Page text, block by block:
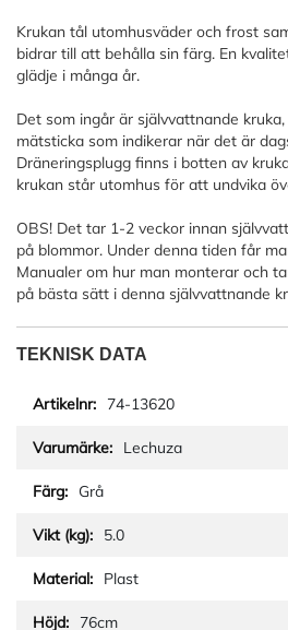
Krukan tål utomhusväder och frost
bidrar till att behålla sin färg. En
glädje i många år.
Det som ingår är självvattnande
mätsticka som indikerar när det är
Dräneringsplugg finns i botten av
krukan står utomhus för att undvika
OBS! Det tar 1-2 veckor innan
på blommor. Under denna tiden får
Manualer om hur man monterar och
på bästa sätt i denna självvattnande
TEKNISK DATA
74-13620
Lechuza
Grå
5.0
Plast
76cm